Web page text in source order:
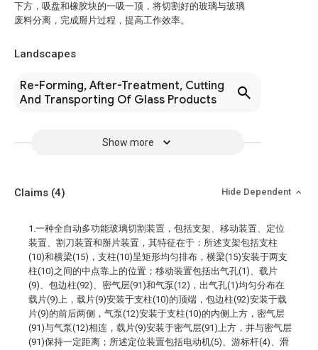
下方，吸盘和橡胶块的一吸一顶，将切割好的玻璃与玻璃
废料分离，完成掰片过程，提高工作效率。
Landscapes
Re-Forming, After-Treatment, Cutting
And Transporting Of Glass Products
Show more
Claims (4) Hide Dependent
1.一种全自动多功能玻璃切割装置，包括支架、移动装置、定位
装置、割刀装置和掰片装置，其特征在于：所述支架包括支柱
(10)和横梁(15)，支柱(10)呈矩形均匀排布，横梁(15)安装于两支
柱(10)之间的中点靠上的位置；移动装置包括出气孔(1)、载片
(9)、包边柱(92)、密气层(91)和气泵(12)，出气孔(1)均匀分布在
载片(9)上，载片(9)安装于支柱(10)的顶端，包边柱(92)安装于载
片(9)的前后两侧，气泵(12)安装于支柱(10)的内侧上方，密气层
(91)与气泵(12)相连，载片(9)安装于密气层(91)上方，并与密气层
(91)保持一定距离；所述定位装置包括电动机(5)、游标杆(4)、滑